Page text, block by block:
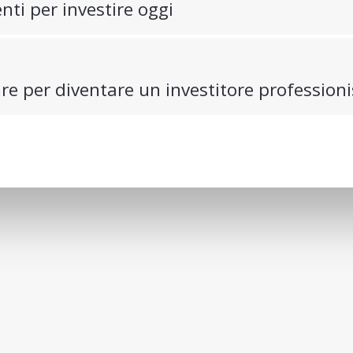
per investire oggi
per diventare un investitore